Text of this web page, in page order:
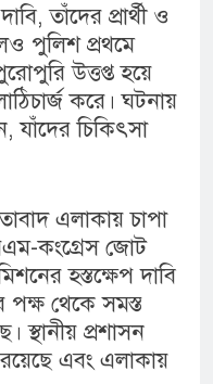
তাঁদের প্রার্থী ও
পুলিশ প্রথমে
উত্তপ্ত হয়ে
করে। ঘটনায়
চিকিৎসা
এলাকায় চাপা
কংগ্রেস জোট
হস্তক্ষেপ দাবি
থেকে সমস্ত
স্থানীয় প্রশাসন
রয়েছে এবং এলাকায়